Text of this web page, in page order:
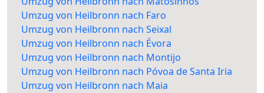
Umzug von Heilbronn nach Faro
Umzug von Heilbronn nach Seixal
Umzug von Heilbronn nach Évora
Umzug von Heilbronn nach Montijo
Umzug von Heilbronn nach Póvoa de Santa Iria
Umzug von Heilbronn nach Maia